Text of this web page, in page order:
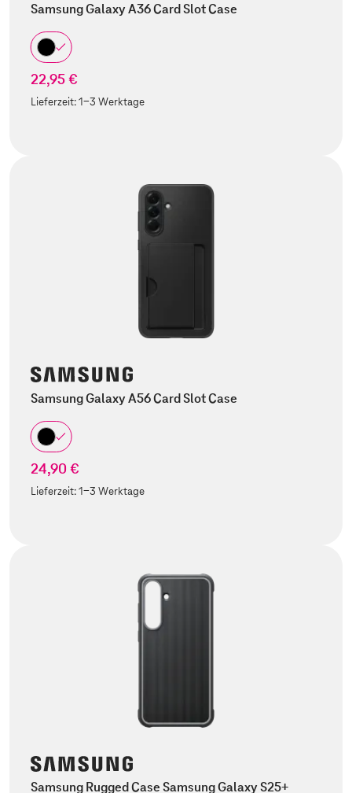
Samsung Galaxy A36 Card Slot Case
22,95 €
Lieferzeit:1-3 Werktage
Samsung Galaxy A56 Card Slot Case
24,90 €
Lieferzeit:1-3 Werktage
Samsung Rugged Case Samsung Galaxy S25+